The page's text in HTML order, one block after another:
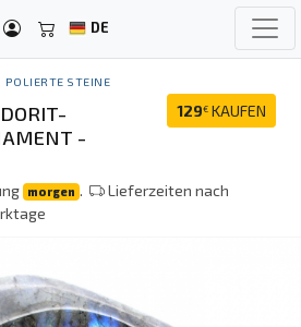
DE
POLIERTE STEINE
129€ KAUFEN
-
morgen .
Lieferzeiten nach